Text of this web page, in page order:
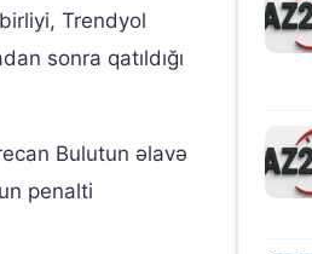
Trendyol
sonra qatıldığı
Bulutun əlavə
penalti